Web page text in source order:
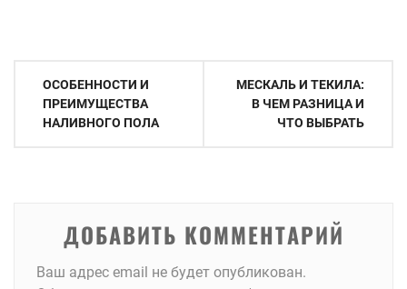
Навигация
ОСОБЕННОСТИ И
ПРЕИМУЩЕСТВА
НАЛИВНОГО ПОЛА
МЕСКАЛЬ И ТЕКИЛА:
В ЧЕМ РАЗНИЦА И
ЧТО ВЫБРАТЬ
ДОБАВИТЬ КОММЕНТАРИЙ
Ваш адрес email не будет опубликован.